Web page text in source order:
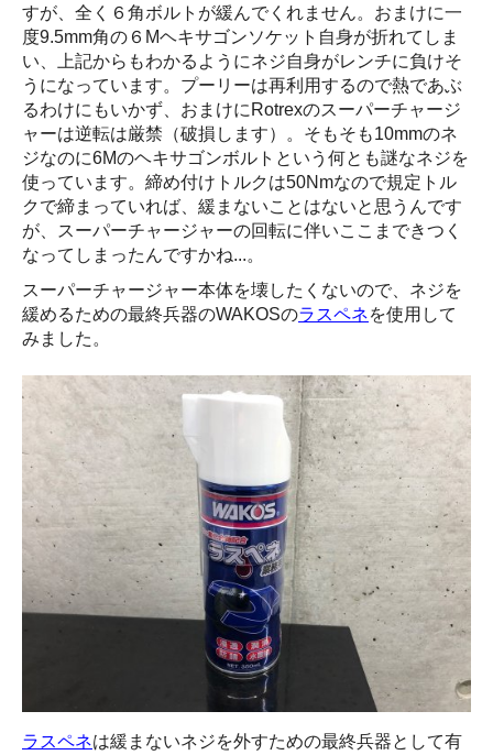
すが、全く６角ボルトが緩んでくれません。おまけに一
度9.5mm角の６Mヘキサゴンソケット自身が折れてしま
い、上記からもわかるようにネジ自身がレンチに負けそ
うになっています。プーリーは再利用するので熱であぶ
るわけにもいかず、おまけにRotrexのスーパーチャージ
ャーは逆転は厳禁（破損します）。そもそも10mmのネ
ジなのに6Mのヘキサゴンボルトという何とも謎なネジを
使っています。締め付けトルクは50Nmなので規定トル
クで締まっていれば、緩まないことはないと思うんです
が、スーパーチャージャーの回転に伴いここまできつく
なってしまったんですかね...。
スーパーチャージャー本体を壊したくないので、ネジを
緩めるための最終兵器のWAKOSのラスペネを使用して
みました。
ラスペネは緩まないネジを外すための最終兵器として有